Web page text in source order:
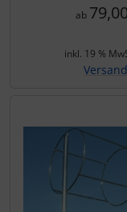
ab
inkl. 19 %